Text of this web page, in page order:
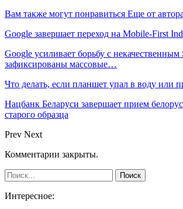
Вам также могут понравиться Еще от автора
Google завершает переход на Mobile-First
Google усиливает борьбу с
зафиксированы массовые…
Что делать, если планшет упал в воду или
Нацбанк Беларуси завершает прием
старого образца
Prev Next
Комментарии закрыты.
Интересное: